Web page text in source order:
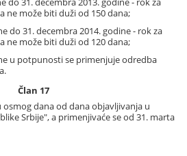
ne može biti duži od 150 dana;
do 31. decembra 2014. godine - rok za
ne može biti duži od 120 dana;
u potpunosti se primenjuje odredba
Član 17
dana od dana objavljivanja u
Srbije", a primenjivaće se od 31. marta